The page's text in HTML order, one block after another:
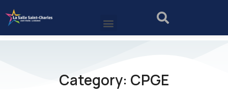
Category: CPGE